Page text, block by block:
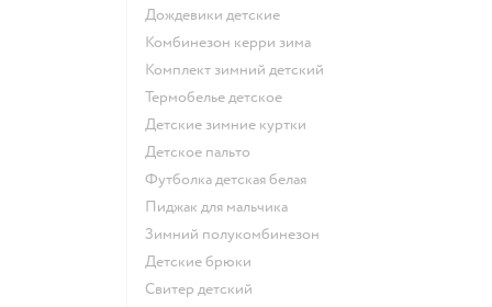
Дождевики детские
Комбинезон керри зима
Комплект зимний детский
Термобелье детское
Детские зимние куртки
Детское пальто
Футболка детская белая
Пиджак для мальчика
Зимний полукомбинезон
Детские брюки
Свитер детский